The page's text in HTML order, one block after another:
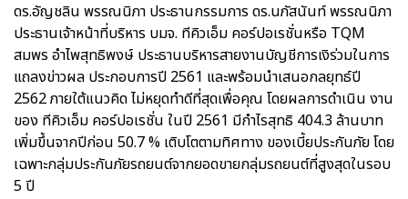
ดร.อัญชลิน พรรณนิภา ประธานกรรมการ ดร.นภัสนันท์ พรรณนิภา
ประธานเจ้าหน้าที่บริหาร บมจ. ทีคิวเอ็ม คอร์ปอเรชั่นหรือ TQM
สมพร อำไพสุทธิพงษ์ ประธานบริหารสายงานบัญชีการเงิร่วมในการ
แถลงข่าวผล ประกอบการปี 2561 และพร้อมนำเสนอกลยุทธ์ปี
2562 ภายใต้แนวคิด ไม่หยุดทำดีที่สุดเพื่อคุณ โดยผลการดำเนิน งาน
ของ ทีคิวเอ็ม คอร์ปอเรชั่น ในปี 2561 มีกำไรสุทธิ 404.3 ล้านบาท
เพิ่มขึ้นจากปีก่อน 50.7 % เติบโตตามทิศทาง ของเบี้ยประกันภัย โดย
เฉพาะกลุ่มประกันภัยรถยนต์จากยอดขายกลุ่มรถยนต์ที่สูงสุดในรอบ
5 ปี